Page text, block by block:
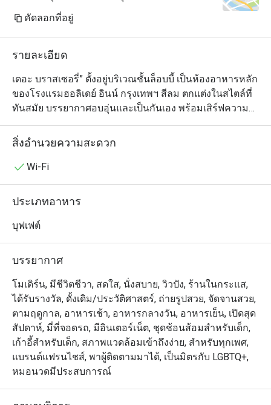
คัดลอกที่อยู่
รายละเอียด
เดอะ บราสเซอรี่” ตั้งอยู่บริเวณชั้นล็อบบี้ เป็นห้องอาหารหลัก
ของโรงแรมฮอลิเดย์ อินน์ กรุงเทพฯ สีลม ตกแต่งในสไตล์ที่
ทันสมัย บรรยากาศอบอุ่นและเป็นกันเอง พร้อมเสิร์ฟความ
อร่อยให้คุณอิ่มท้องในรูปแบบบุฟเฟ่ต์นานาชาติ ทั้งมื้อกลาง
วันและมื้อเย็น
สัญชาติ ทั้งอาหารไทย จีน ตะวันตก ญี่ปุ่น อินเดีย และ
หอยแมลงภู่สดใหม่ ซูชิคำโต สเตชันปรุงสดอย่างเทปันยากิ
ปิดท้ายมื้ออาหารด้วยของหวานนานาชนิด ทั้งขนมปัง เค้ก
ความพิเศษยิ่งขึ้นด้วยการเพิ่มหอยนางรมสดและแซลมอน
ซาชิมิเข้ามาให้ทานได้อย่างจุใจ
เมนูไฮไลท์ประจำเดือนสิงหาคม
-วันจันทร์
ขาแกะอบเคลือบสมุนไพร เสิร์ฟพร้อมซอสโรสแมรี่
หอยแมลงภู่เสิร์ฟพร้อมเฟรนช์ฟรายส์ (ซอสมารินิแยร์ | ซอส
ต้มยำหอยแมลงภู่
สิ่งอำนวยความสะดวก
Wi-Fi
ประเภทอาหาร
บุฟเฟต์
บรรยากาศ
โมเดิร์น, มีชีวิตชีวา, สดใส, นั่งสบาย, วิวปัง, ร้านในกระแส,
ได้รับรางวัล, ดั้งเดิม/ประวัติศาสตร์, ถ่ายรูปสวย, จัดจานสวย,
ตามฤดูกาล, อาหารเช้า, อาหารกลางวัน, อาหารเย็น, เปิดสุด
สัปดาห์, มี่ที่จอดรถ, มีอินเตอร์เน็ต, ชุดช้อนส้อมสำหรับเด็ก,
เก้าอี้สำหรับเด็ก, สภาพแวดล้อมเข้าถึงง่าย, สำหรับทุกเพศ,
แบรนด์แฟรนไชส์, พาผู้ติดตามมาได้, เป็นมิตรกับ LGBTQ+,
หมอนวดมีประสบการณ์